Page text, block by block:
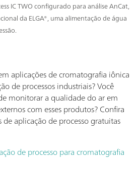
IC TWO configurado para análise AnCat,
da ELGA®, uma alimentação de água
aplicações de cromatografia iônica
de processos industriais? Você
monitorar a qualidade do ar em
com esses produtos? Confira
de aplicação de processo gratuitas
de processo para cromatografia